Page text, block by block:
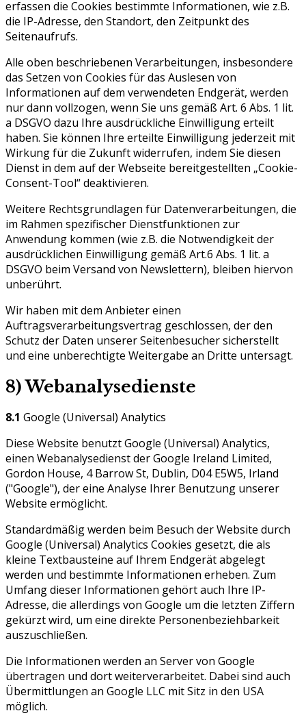
erfassen die Cookies bestimmte Informationen, wie z.B.
die IP-Adresse, den Standort, den Zeitpunkt des
Seitenaufrufs.
Alle oben beschriebenen Verarbeitungen, insbesondere
das Setzen von Cookies für das Auslesen von
Informationen auf dem verwendeten Endgerät, werden
nur dann vollzogen, wenn Sie uns gemäß Art. 6 Abs. 1 lit.
a DSGVO dazu Ihre ausdrückliche Einwilligung erteilt
haben. Sie können Ihre erteilte Einwilligung jederzeit mit
Wirkung für die Zukunft widerrufen, indem Sie diesen
Dienst in dem auf der Webseite bereitgestellten „Cookie-
Consent-Tool“ deaktivieren.
Weitere Rechtsgrundlagen für Datenverarbeitungen, die
im Rahmen spezifischer Dienstfunktionen zur
Anwendung kommen (wie z.B. die Notwendigkeit der
ausdrücklichen Einwilligung gemäß Art.6 Abs. 1 lit. a
DSGVO beim Versand von Newslettern), bleiben hiervon
unberührt.
Wir haben mit dem Anbieter einen
Auftragsverarbeitungsvertrag geschlossen, der den
Schutz der Daten unserer Seitenbesucher sicherstellt
und eine unberechtigte Weitergabe an Dritte untersagt.
8) Webanalysedienste
8.1 Google (Universal) Analytics
Diese Website benutzt Google (Universal) Analytics,
einen Webanalysedienst der Google Ireland Limited,
Gordon House, 4 Barrow St, Dublin, D04 E5W5, Irland
("Google"), der eine Analyse Ihrer Benutzung unserer
Website ermöglicht.
Standardmäßig werden beim Besuch der Website durch
Google (Universal) Analytics Cookies gesetzt, die als
kleine Textbausteine auf Ihrem Endgerät abgelegt
werden und bestimmte Informationen erheben. Zum
Umfang dieser Informationen gehört auch Ihre IP-
Adresse, die allerdings von Google um die letzten Ziffern
gekürzt wird, um eine direkte Personenbeziehbarkeit
auszuschließen.
Die Informationen werden an Server von Google
übertragen und dort weiterverarbeitet. Dabei sind auch
Übermittlungen an Google LLC mit Sitz in den USA
möglich.